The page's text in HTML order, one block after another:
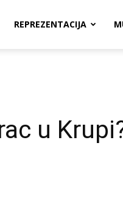
REPREZENTACIJA
u